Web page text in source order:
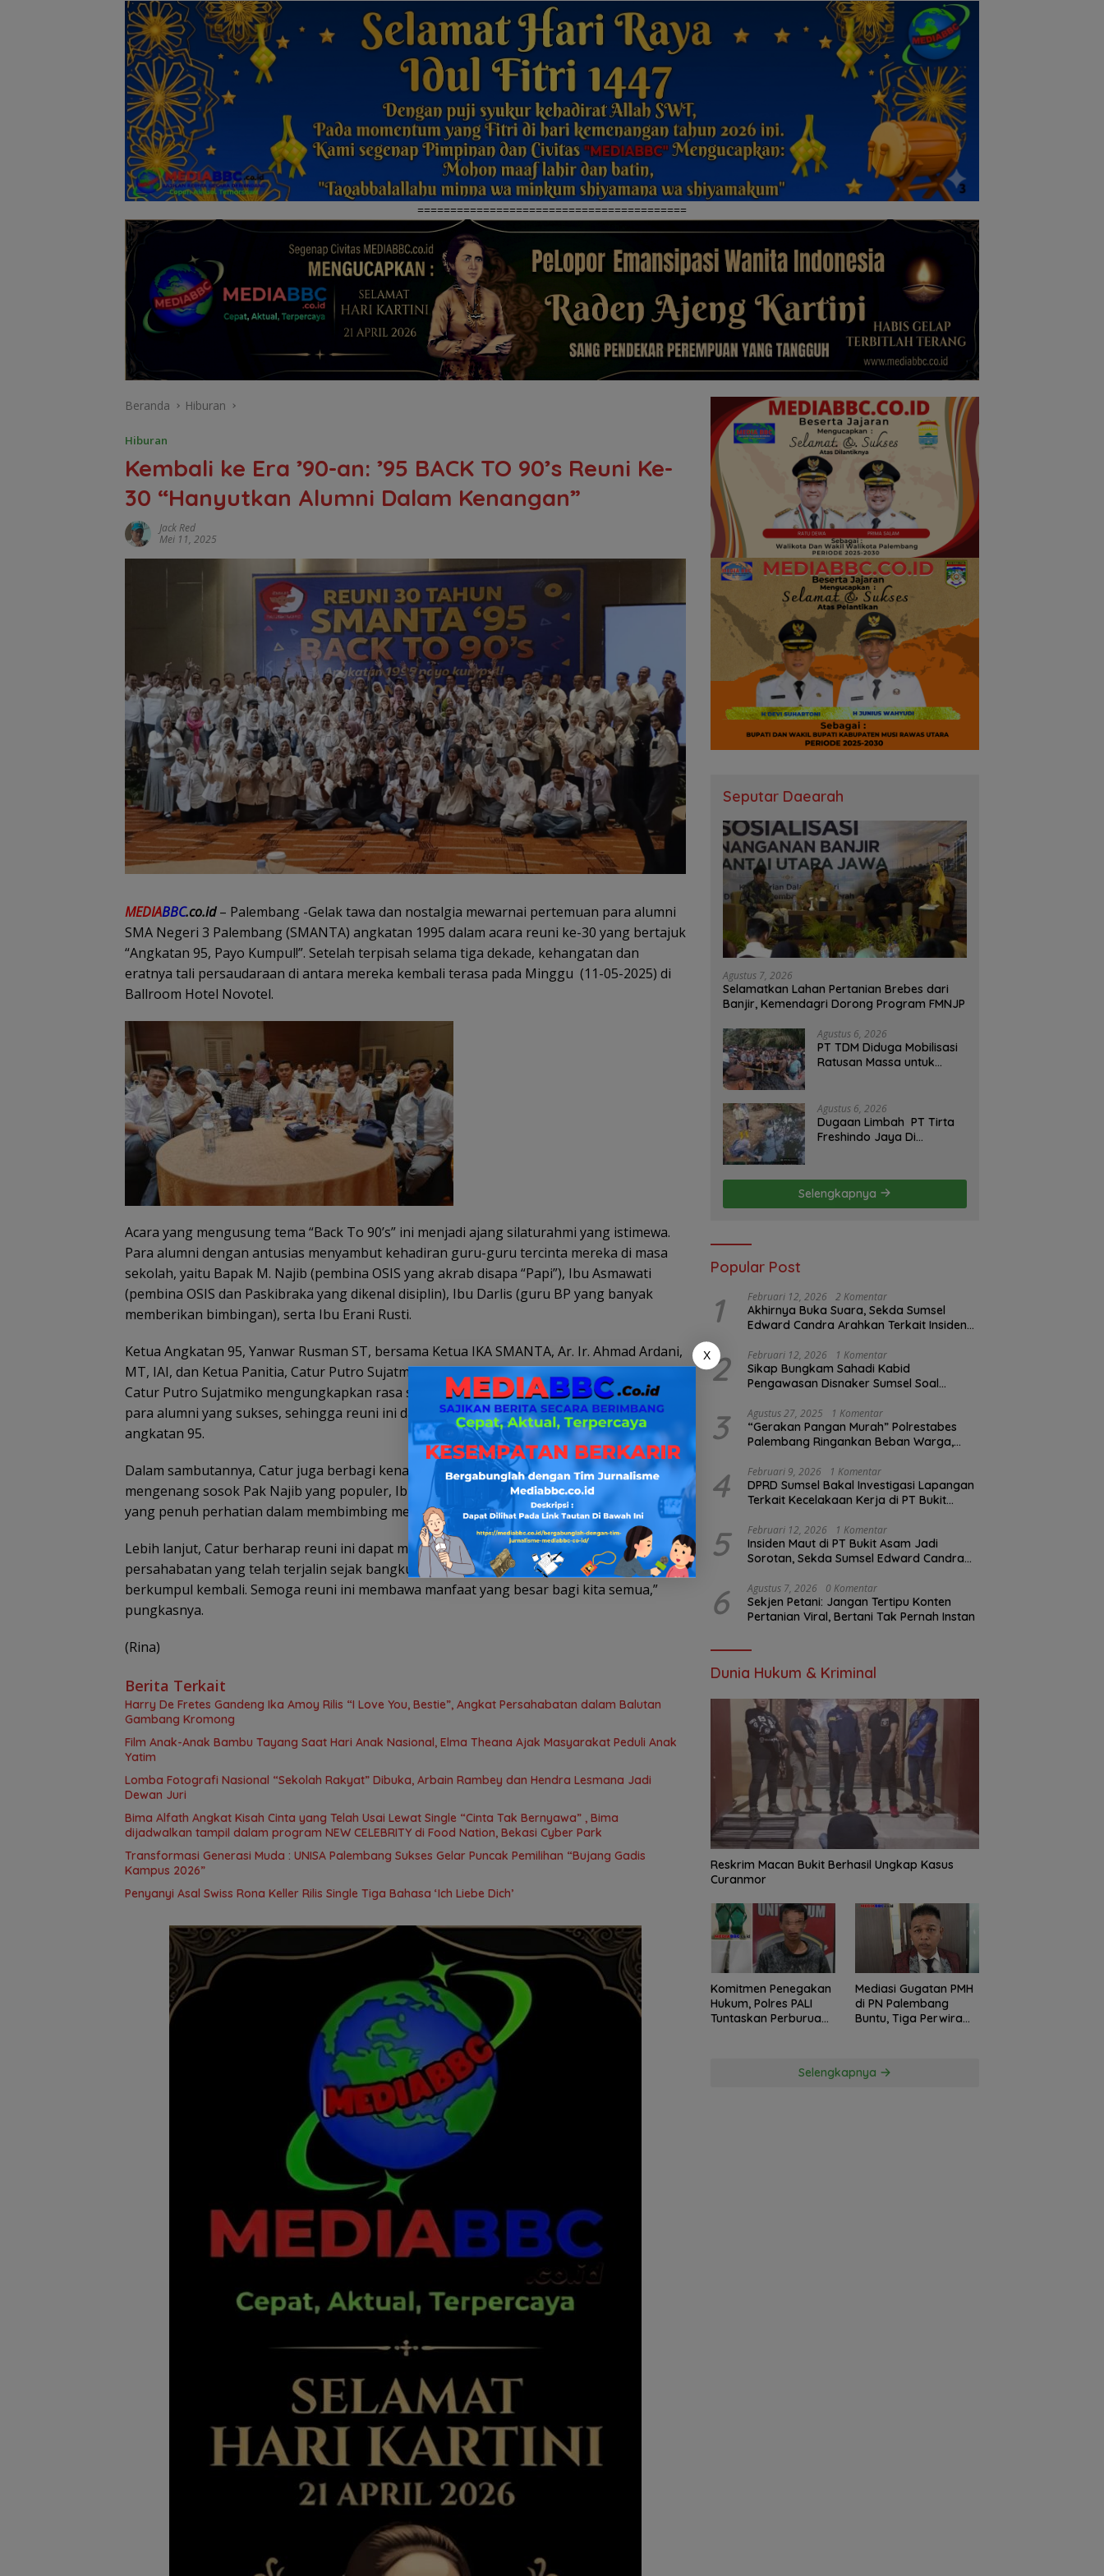
=========================================
Beranda Hiburan
Hiburan
Kembali ke Era ’90-an: ’95 BACK TO 90’s Reuni Ke-
30 “Hanyutkan Alumni Dalam Kenangan”
Jack Red
Mei 11, 2025
MEDIABBC.co.id– Palembang -Gelak tawa dan nostalgia mewarnai pertemuan para alumni
SMA Negeri 3 Palembang (SMANTA) angkatan 1995 dalam acara reuni ke-30 yang bertajuk
“Angkatan 95, Payo Kumpul!”. Setelah terpisah selama tiga dekade, kehangatan dan
eratnya tali persaudaraan di antara mereka kembali terasa pada Minggu (11-05-2025) di
Ballroom Hotel Novotel.
Acara yang mengusung tema “Back To 90’s” ini menjadi ajang silaturahmi yang istimewa.
Para alumni dengan antusias menyambut kehadiran guru-guru tercinta mereka di masa
sekolah, yaitu Bapak M. Najib (pembina OSIS yang akrab disapa “Papi”), Ibu Asmawati
(pembina OSIS dan Paskibraka yang dikenal disiplin), Ibu Darlis (guru BP yang banyak
memberikan bimbingan), serta Ibu Erani Rusti.
Ketua Angkatan 95, Yanwar Rusman ST, bersama Ketua IKA SMANTA, Ar. Ir. Ahmad Ardani,
MT, IAI, dan Ketua Panitia, Catur Putro Sujatmiko, turut hadir memeriahkan acara ini.
Catur Putro Sujatmiko mengungkapkan rasa syukurnya atas partisipasi dan donasi dari
para alumni yang sukses, sehingga reuni ini dapat terlaksana secara gratis untuk seluruh
angkatan 95.
Dalam sambutannya, Catur juga berbagi kenangan manis saat masih bersekolah. Ia
mengenang sosok Pak Najib yang populer, Ibu Asmawati yang tegas, serta Bunda Darlis
yang penuh perhatian dalam membimbing mereka.
Lebih lanjut, Catur berharap reuni ini dapat mempererat kembali ikatan persaudaraan dan
persahabatan yang telah terjalin sejak bangku SMA. “Alhamdulillah, hari ini kita bisa
berkumpul kembali. Semoga reuni ini membawa manfaat yang besar bagi kita semua,”
pungkasnya.
(Rina)
Berita Terkait
Harry De Fretes Gandeng Ika Amoy Rilis “I Love You, Bestie”, Angkat Persahabatan dalam Balutan
Gambang Kromong
Film Anak-Anak Bambu Tayang Saat Hari Anak Nasional, Elma Theana Ajak Masyarakat Peduli Anak
Yatim
Lomba Fotografi Nasional “Sekolah Rakyat” Dibuka, Arbain Rambey dan Hendra Lesmana Jadi
Dewan Juri
Bima Alfath Angkat Kisah Cinta yang Telah Usai Lewat Single “Cinta Tak Bernyawa” , Bima
dijadwalkan tampil dalam program NEW CELEBRITY di Food Nation, Bekasi Cyber Park
Transformasi Generasi Muda : UNISA Palembang Sukses Gelar Puncak Pemilihan “Bujang Gadis
Kampus 2026”
Penyanyi Asal Swiss Rona Keller Rilis Single Tiga Bahasa ‘Ich Liebe Dich’
Seputar Daearah
Agustus 7, 2026
Selamatkan Lahan Pertanian Brebes dari
Banjir, Kemendagri Dorong Program FMNJP
Agustus 6, 2026
PT TDM Diduga Mobilisasi
Ratusan Massa untuk
Agustus 6, 2026
Dugaan Limbah PT Tirta
Freshindo Jaya Di
Pemerintah dan
Perusahaan
Selengkapnya
Popular Post
1 Februari 12, 2026 2 Komentar
Akhirnya Buka Suara, Sekda Sumsel
Edward Candra Arahkan Terkait Insiden
2 Februari 12, 2026 1 Komentar
Sikap Bungkam Sahadi Kabid
Pengawasan Disnaker Sumsel Soal
Pengawasan K3?
3 Agustus 27, 2025 1 Komentar
“Gerakan Pangan Murah” Polrestabes
Palembang Ringankan Beban Warga,
4 Februari 9, 2026 1 Komentar
DPRD Sumsel Bakal Investigasi Lapangan
Terkait Kecelakaan Kerja di PT Bukit
5 Februari 12, 2026 1 Komentar
Insiden Maut di PT Bukit Asam Jadi
Sorotan, Sekda Sumsel Edward Candra
6 Agustus 7, 2026 0 Komentar
Sekjen Petani: Jangan Tertipu Konten
Pertanian Viral, Bertani Tak Pernah Instan
Dunia Hukum & Kriminal
Reskrim Macan Bukit Berhasil Ungkap Kasus
Curanmor
Komitmen Penegakan
Hukum, Polres PALI
Tuntaskan Perburuan
Mediasi Gugatan PMH
di PN Palembang
Buntu, Tiga Perwira
Pertanyakan
Selengkapnya
X